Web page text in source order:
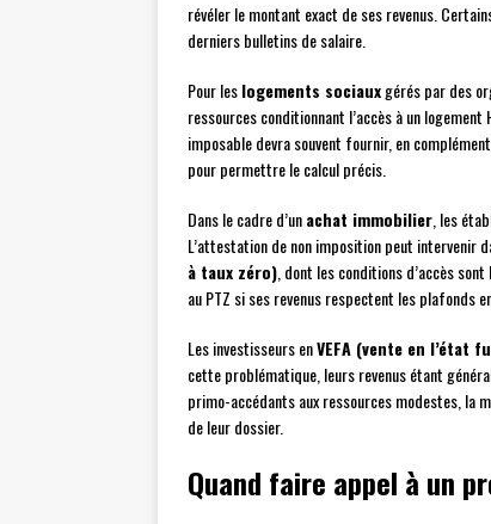
révéler le montant exact de ses revenus.
derniers bulletins de salaire.
Pour leslogements sociauxgérés par des
ressources conditionnant l’accès à un
imposable devra souvent fournir, en
pour permettre le calcul précis.
Dans le cadre d’unachat immobilier , les
L’attestation de non imposition peut intervenir
à taux zéro) , dont les conditions d’accès
au PTZ si ses revenus respectent les plafonds
Les investisseurs enVEFA (vente en l’état
cette problématique, leurs revenus étant
primo-accédants aux ressources modestes,
de leur dossier.
Quand faire appel à un